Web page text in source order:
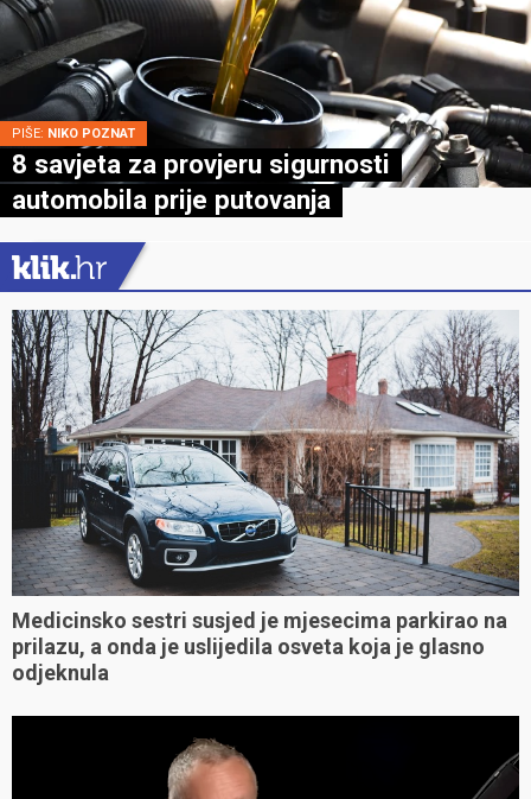
PIŠE: NIKO POZNAT
8 savjeta za provjeru sigurnosti
automobila prije putovanja
Medicinsko sestri susjed je mjesecima parkirao na
prilazu, a onda je uslijedila osveta koja je glasno
odjeknula